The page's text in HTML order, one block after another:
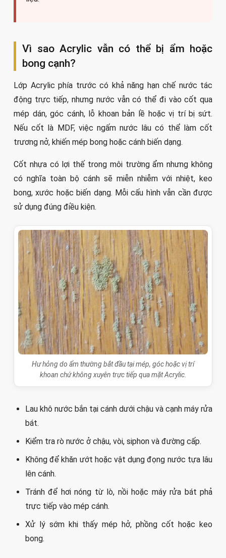
Vì sao Acrylic vẫn có thể bị ẩm hoặc
bong cạnh?
Lớp Acrylic phía trước có khả năng hạn chế nước tác
động trực tiếp, nhưng nước vẫn có thể đi vào cốt qua
mép dán, góc cánh, lỗ khoan bản lề hoặc vị trí bị sứt.
Nếu cốt là MDF, việc ngấm nước lâu có thể làm cốt
trương nở, khiến mép bong hoặc cánh biến dạng.
Cốt nhựa có lợi thế trong môi trường ẩm nhưng không
có nghĩa toàn bộ cánh sẽ miễn nhiễm với nhiệt, keo
bong, xước hoặc biến dạng. Mỗi cấu hình vẫn cần được
sử dụng đúng điều kiện.
Hư hỏng do ẩm thường bắt đầu tại mép, góc hoặc vị trí
khoan chứ không xuyên trực tiếp qua mặt Acrylic.
Lau khô nước bắn tại cánh dưới chậu và cạnh máy rửa
bát.
Kiểm tra rò nước ở chậu, vòi, siphon và đường cấp.
Không để khăn ướt hoặc vật dụng đọng nước tựa lâu
lên cánh.
Tránh để hơi nóng từ lò, nồi hoặc máy rửa bát phả
trực tiếp vào mép cánh.
Xử lý sớm khi thấy mép hở, phồng cốt hoặc keo
bong.